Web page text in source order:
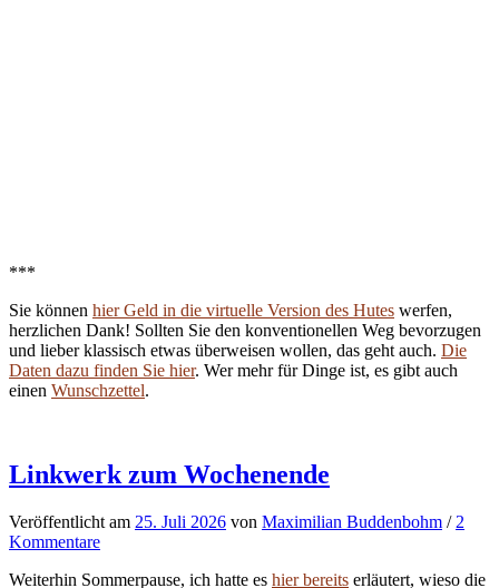
***
Sie können hier Geld in die virtuelle Version des Hutes werfen,
herzlichen Dank! Sollten Sie den konventionellen Weg bevorzugen
und lieber klassisch etwas überweisen wollen, das geht auch. Die
Daten dazu finden Sie hier. Wer mehr für Dinge ist, es gibt auch
einen Wunschzettel.
Linkwerk zum Wochenende
Veröffentlicht am 25. Juli 2026 von Maximilian Buddenbohm / 2
Kommentare
Weiterhin Sommerpause, ich hatte es hier bereits erläutert, wieso die